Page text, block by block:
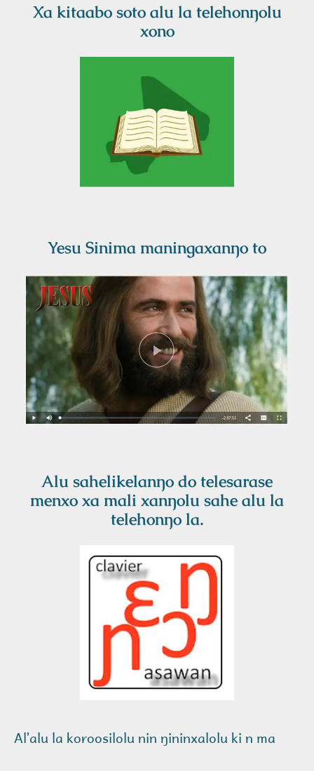
Xa kitaabo soto alu la telehonŋolu
xono
Yesu Sinima maningaxanŋo to
Alu sahelikelanŋo do telesarase
menxo xa mali xanŋolu sahe alu la
telehonŋo la.
Alʼalu la koroosilolu nin ŋininxalolu ki n ma